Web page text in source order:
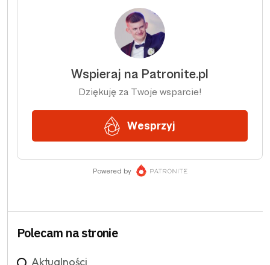
Polecam na stronie
Aktualności